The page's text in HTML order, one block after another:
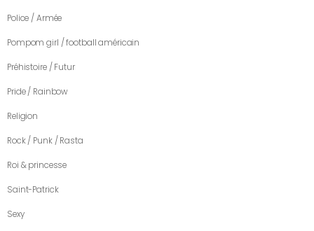
Police / Armée
Pompom girl / football américain
Préhistoire / Futur
Pride / Rainbow
Religion
Rock / Punk / Rasta
Roi & princesse
Saint-Patrick
Sexy